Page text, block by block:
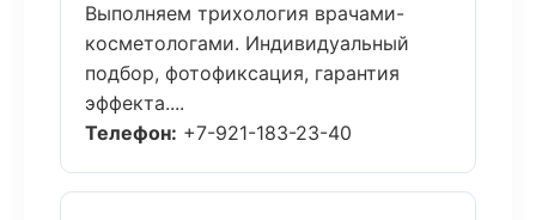
Выполняем трихология врачами-
косметологами. Индивидуальный
подбор, фотофиксация, гарантия
эффекта....
Телефон: +7-921-183-23-40